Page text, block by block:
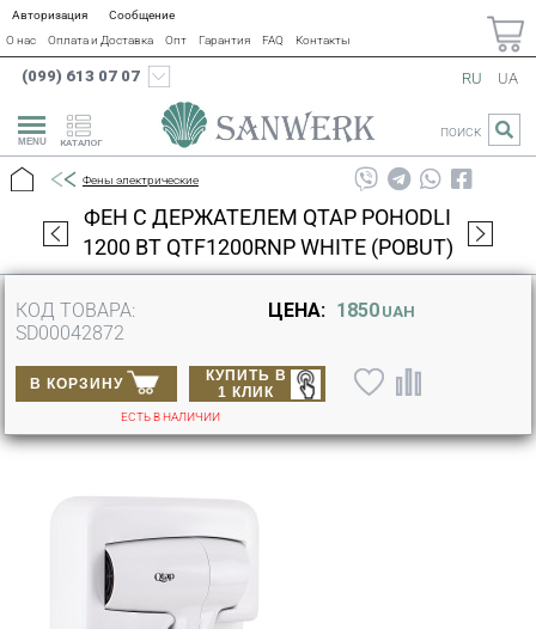
Авторизация
Сообщение
О нас
Оплата и Доставка Опт Гарантия FAQ Контакты
(099) 613 07 07
КАТАЛОГ
RU UA
ПОИСК
Фены электрические
ФЕН С ДЕРЖАТЕЛЕМ QTAP POHODLI
1200 ВТ QTF1200RNP WHITE (POBUT)
КОД ТОВАРА:
SD00042872
ЦЕНА: 1850 UAH
В КОРЗИНУ
КУПИТЬ В
1 КЛИК
ЕСТЬ В НАЛИЧИИ